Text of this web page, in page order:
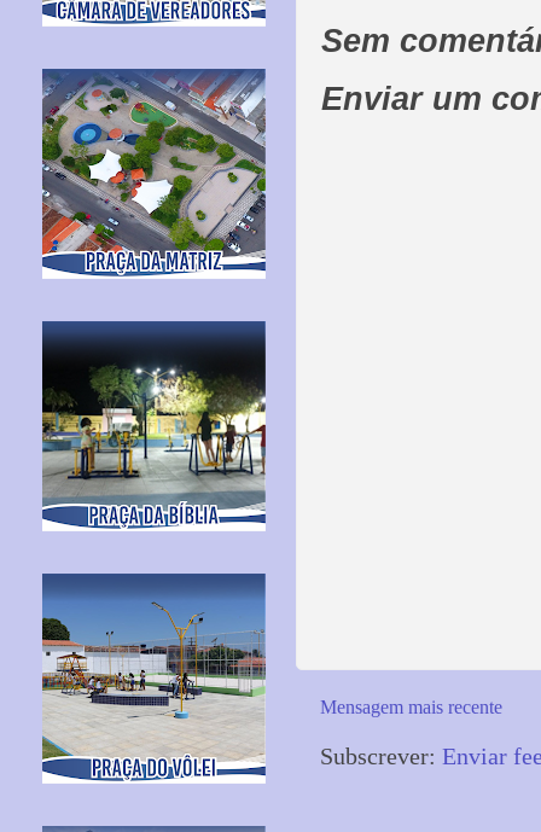
Sem
Enviar um
Mensagem mais recente
Subscrever: Enviar